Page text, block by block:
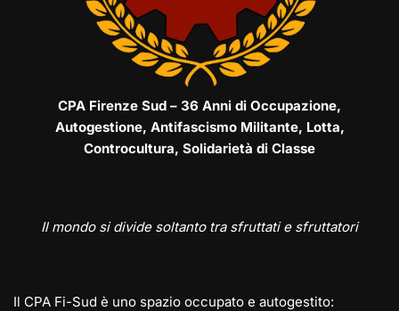
CPA Firenze Sud – 36 Anni di Occupazione,
Autogestione, Antifascismo Militante, Lotta,
Controcultura, Solidarietà di Classe
Il mondo si divide soltanto tra sfruttati e sfruttatori
Il CPA Fi-Sud è uno spazio occupato e autogestito: